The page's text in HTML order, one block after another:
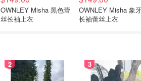
OWNLEY Misha 黑色蕾
丝长袖上衣
OWNLEY Misha 象
长袖蕾丝上衣
2 3